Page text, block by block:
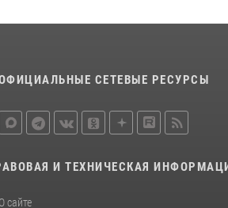
петербургском цифровом
В Ленобласти сотрудники
клуба «Умные каникулы»
СЕТЕВЫЕ РЕСУРСЫ
И ТЕХНИЧЕСКАЯ
О сайте